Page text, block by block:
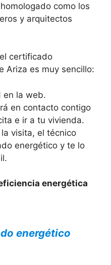
como los
y arquitectos
certificado
Ariza es muy sencillo:
en la web.
en contacto contigo
e ir a tu vivienda.
visita, el técnico
energético y te lo
energética
energético